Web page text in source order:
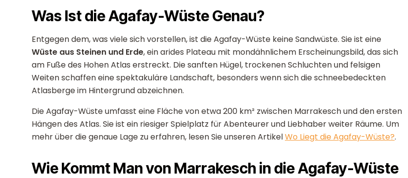
Was Ist die Agafay-Wüste Genau?
Entgegen dem, was viele sich vorstellen, ist die Agafay-Wüste keine Sandwüste. Sie ist eine
Wüste aus Steinen und Erde, ein arides Plateau mit mondähnlichem Erscheinungsbild, das sich
am Fuße des Hohen Atlas erstreckt. Die sanften Hügel, trockenen Schluchten und felsigen
Weiten schaffen eine spektakuläre Landschaft, besonders wenn sich die schneebedeckten
Atlasberge im Hintergrund abzeichnen.
Die Agafay-Wüste umfasst eine Fläche von etwa 200 km² zwischen Marrakesch und den ersten
Hängen des Atlas. Sie ist ein riesiger Spielplatz für Abenteurer und Liebhaber weiter Räume. Um
mehr über die genaue Lage zu erfahren, lesen Sie unseren ArtikelWo Liegt die Agafay-Wüste?.
Wie Kommt Man von Marrakesch in die Agafay-Wüste